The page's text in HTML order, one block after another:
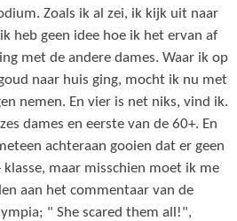
Zoals ik al zei, ik kijk uit naar
heb geen idee hoe ik het ervan af
met de andere dames. Waar ik op
naar huis ging, mocht ik nu met
nemen. En vier is net niks, vind ik.
dames en eerste van de 60+. En
achteraan gooien dat er geen
maar misschien moet ik me
aan het commentaar van de
" She scared them all!",